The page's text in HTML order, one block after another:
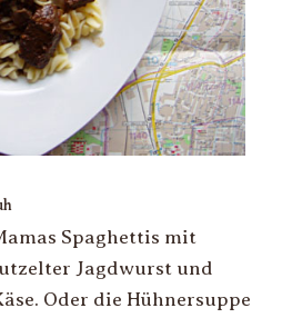
Spaghettis mit
Jagdwurst und
Oder die Hühnersuppe